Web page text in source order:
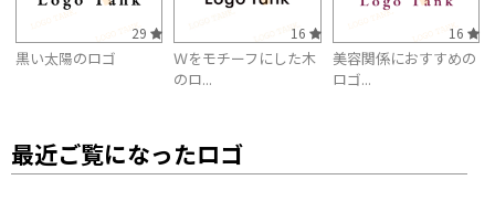
29
黒い太陽のロゴ
16
Ｗをモチーフにした木
のロ...
16
美容関係におすすめの
ロゴ...
最近ご覧になったロゴ